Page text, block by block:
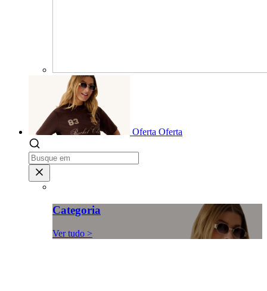
Oferta Oferta
Categoria
Ver tudo >